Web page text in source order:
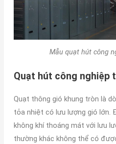
Mẫu quạt hút công
Quạt hút công nghiệp
Quạt thông gió khung tròn là
tỏa nhiệt có lưu lượng gió lớn.
không khí thoáng mát với lưu
thường khác không thể có